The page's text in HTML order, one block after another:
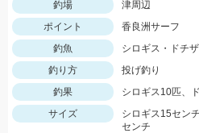
釣場
津周辺
ポイント
香良洲サーフ
釣魚
シロギス・ドチ
釣り方
投げ釣り
釣果
シロギス10匹、
サイズ
シロギス15セン
センチ